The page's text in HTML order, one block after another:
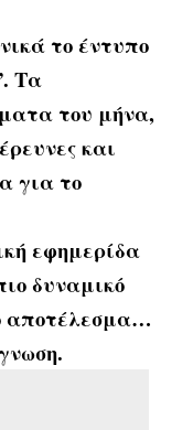
το έντυπο
Τα
του μήνα,
και
για το
εφημερίδα
δυναμικό
αποτέλεσμα…